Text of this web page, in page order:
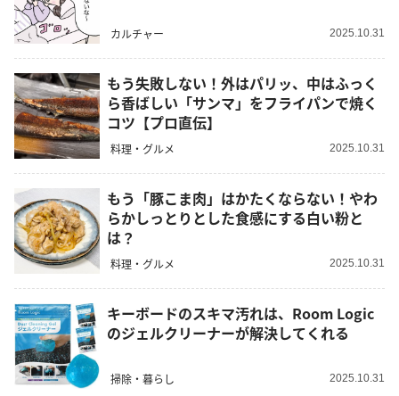
カルチャー 2025.10.31
もう失敗しない！外はパリッ、中はふっく
ら香ばしい「サンマ」をフライパンで焼く
コツ【プロ直伝】
料理・グルメ 2025.10.31
もう「豚こま肉」はかたくならない！やわ
らかしっとりとした食感にする白い粉と
は？
料理・グルメ 2025.10.31
キーボードのスキマ汚れは、Room Logic
のジェルクリーナーが解決してくれる
掃除・暮らし 2025.10.31